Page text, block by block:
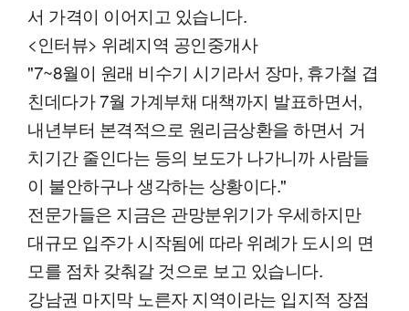
서 가격이 이어지고 있습니다.
<인터뷰> 위례지역 공인중개사
"7~8월이 원래 비수기 시기라서 장마, 휴가철 겹
친데다가 7월 가계부채 대책까지 발표하면서,
내년부터 본격적으로 원리금상환을 하면서 거
치기간 줄인다는 등의 보도가 나가니까 사람들
이 불안하구나 생각하는 상황이다."
전문가들은 지금은 관망분위기가 우세하지만
대규모 입주가 시작됨에 따라 위례가 도시의 면
모를 점차 갖춰갈 것으로 보고 있습니다.
강남권 마지막 노른자 지역이라는 입지적 장점